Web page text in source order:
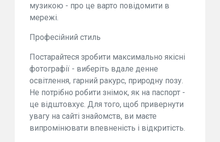
музикою - про це варто повідомити в
мережі.
Професійний стиль
Постарайтеся зробити максимально якісні
фотографії - виберіть вдале денне
освітлення, гарний ракурс, природну позу.
Не потрібно робити знімок, як на паспорт -
це відштовхує. Для того, щоб привернути
увагу на сайті знайомств, ви маєте
випромінювати впевненість і відкритість.